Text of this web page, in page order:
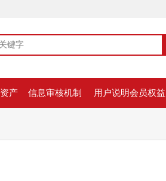
产 信息审核机制 用户说明会员权益